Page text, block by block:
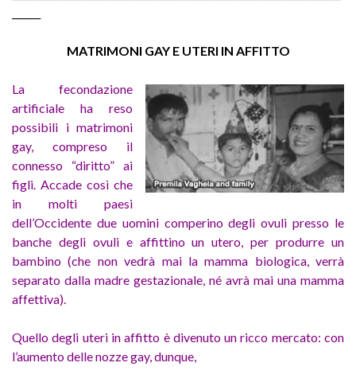
MATRIMONI GAY E UTERI IN AFFITTO
La fecondazione
artificiale ha reso
possibili i matrimoni
gay, compreso il
connesso “diritto” ai
figli. Accade così che
in molti paesi
dell’Occidente due uomini comperino degli ovuli presso le
banche degli ovuli e affittino un utero, per produrre un
bambino (che non vedrà mai la mamma biologica, verrà
separato dalla madre gestazionale, né avrà mai una mamma
affettiva).
Quello degli uteri in affitto è divenuto un ricco mercato: con
l’aumento delle nozze gay, dunque,